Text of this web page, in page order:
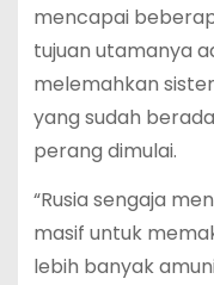
mencapai
tujuan utamanya
melemahkan
yang sudah
perang dimulai.
“Rusia sengaja
masif untuk
lebih banyak